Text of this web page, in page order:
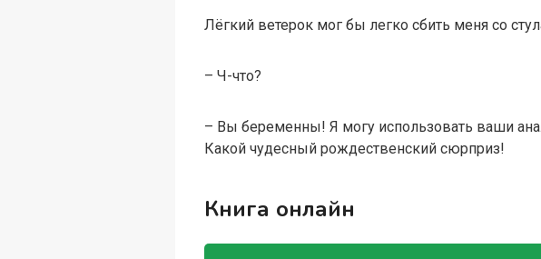
Лёгкий ветерок мог бы легко сбить меня со
– Ч-что?
– Вы беременны! Я могу использовать ваши
Какой чудесный рождественский сюрприз!
Книга онлайн